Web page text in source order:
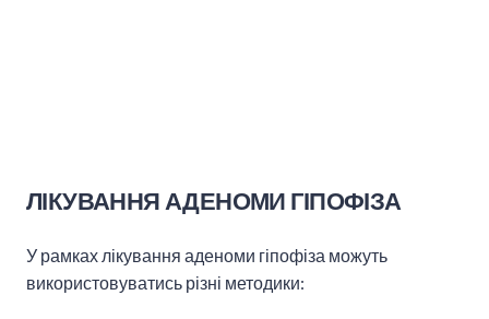
ЛІКУВАННЯ АДЕНОМИ ГІПОФІЗА
У рамках лікування аденоми гіпофіза можуть
використовуватись різні методики: